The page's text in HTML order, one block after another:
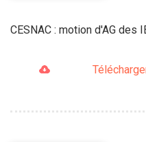
CESNAC : motion d'AG des